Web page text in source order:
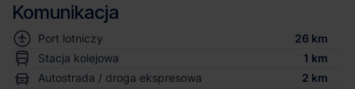
Komunikacja
Port lotniczy
26 km
Stacja kolejowa
1 km
Autostrada / droga ekspresowa
2 km